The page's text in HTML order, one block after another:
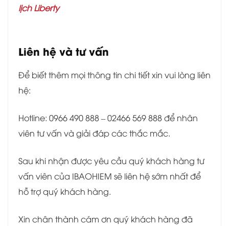
lịch Liberty
Liên hệ và tư vấn
Để biết thêm mọi thông tin chi tiết xin vui lòng liên
hệ:
Hotline: 0966 490 888 – 02466 569 888 để nhân
viên tư vấn và giải đáp các thắc mắc.
Sau khi nhận được yêu cầu quý khách hàng tư
vấn viên của IBAOHIEM sẽ liên hệ sớm nhất để
hỗ trợ quý khách hàng.
Xin chân thành cám ơn quý khách hàng đã